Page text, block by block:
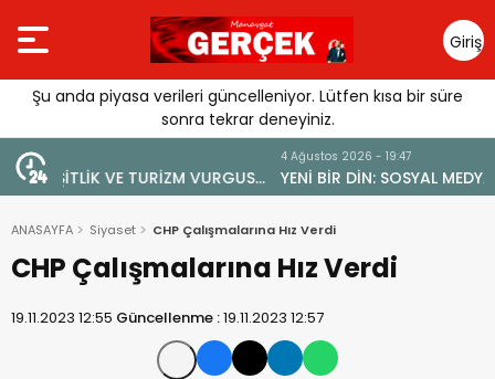
Giriş
Yap
Şu anda piyasa verileri güncelleniyor. Lütfen kısa bir süre
sonra tekrar deneyiniz.
YENİ BİR DİN: SOSYAL MEDYA
ANASAYFA Siyaset CHP Çalışmalarına Hız Verdi
CHP Çalışmalarına Hız Verdi
19.11.2023 12:55 Güncellenme :19.11.2023 12:57